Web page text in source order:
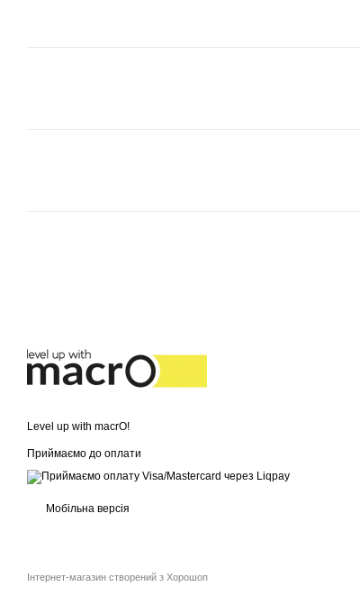
Level up with macrO!
Приймаємо до оплати
Мобільна версія
Інтернет-магазин створений з Хорошоп